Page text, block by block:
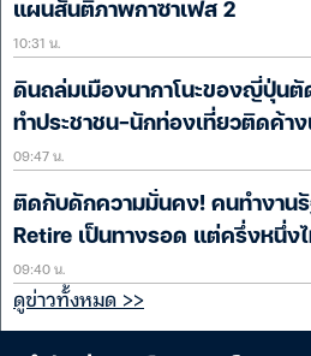
แผนสันติภาพกาซาเฟส 2
10:31 น.
ดินถล่มเมืองนากาโนะของญี่ปุ่นตั
ทำประชาชน-นักท่องเที่ยวติดค้า
09:47 น.
ติดกับดักความมั่นคง! คนทำงาน
Retire เป็นทางรอด แต่ครึ่งหนึ่ง
09:40 น.
ดูข่าวทั้งหมด >>